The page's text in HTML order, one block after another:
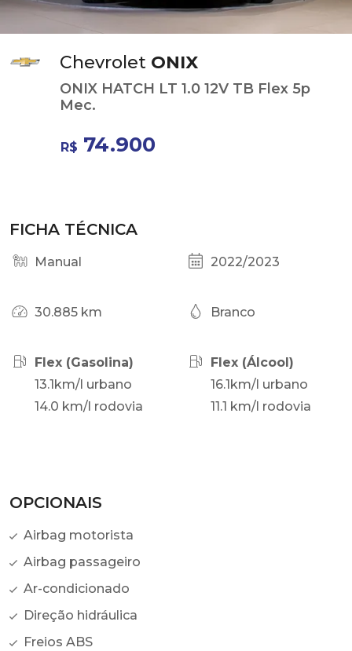
Chevrolet ONIX
ONIX HATCH LT 1.0 12V TB Flex 5p
Mec.
R$ 74.900
FICHA TÉCNICA
Manual 2022/2023
30.885 km Branco
Flex (Gasolina)
13.1km/l urbano
14.0 km/l rodovia
Flex (Álcool)
16.1km/l urbano
11.1 km/l rodovia
OPCIONAIS
Airbag motorista
Airbag passageiro
Ar-condicionado
Direção hidráulica
Freios ABS